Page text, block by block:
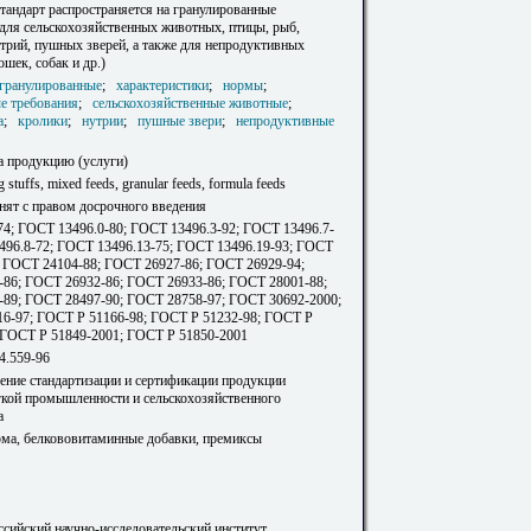
распространяется на гранулированные
сельскохозяйственных животных, птицы, рыб,
пушных зверей, а также для непродуктивных
собак и др.)
; характеристики; нормы;
требования; сельскохозяйственные животные;
; кролики; нутрии; пушные звери; непродуктивные
продукцию (услуги)
stuffs, mixed feeds, granular feeds, formula feeds
с правом досрочного введения
ГОСТ 13496.0-80; ГОСТ 13496.3-92; ГОСТ 13496.7-
72; ГОСТ 13496.13-75; ГОСТ 13496.19-93; ГОСТ
ГОСТ 24104-88; ГОСТ 26927-86; ГОСТ 26929-94;
ГОСТ 26932-86; ГОСТ 26933-86; ГОСТ 28001-88;
ГОСТ 28497-90; ГОСТ 28758-97; ГОСТ 30692-2000;
97; ГОСТ Р 51166-98; ГОСТ Р 51232-98; ГОСТ Р
Р 51849-2001; ГОСТ Р 51850-2001
96
стандартизации и сертификации продукции
промышленности и сельскохозяйственного
белкововитаминные добавки, премиксы